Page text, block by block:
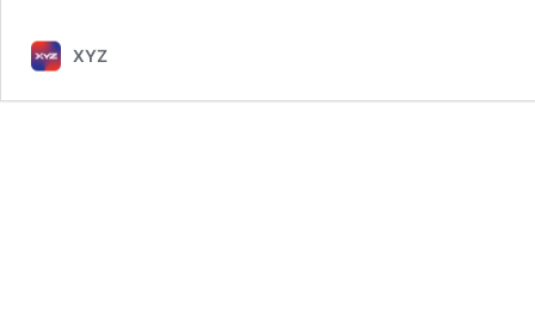
XYZ